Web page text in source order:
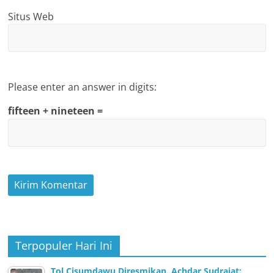
Situs Web
Please enter an answer in digits:
fifteen + nineteen =
Terpopuler Hari Ini